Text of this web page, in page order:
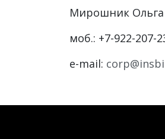
Мирошник Ольга
моб.: +7-922-207-
e-mail: